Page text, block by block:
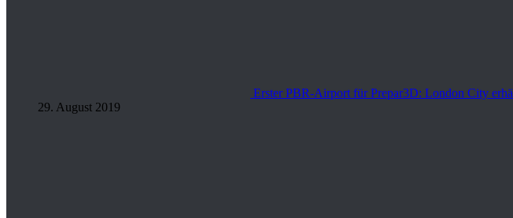
Erster PBR-Airport für Prepar3D: London City
29. August 2019